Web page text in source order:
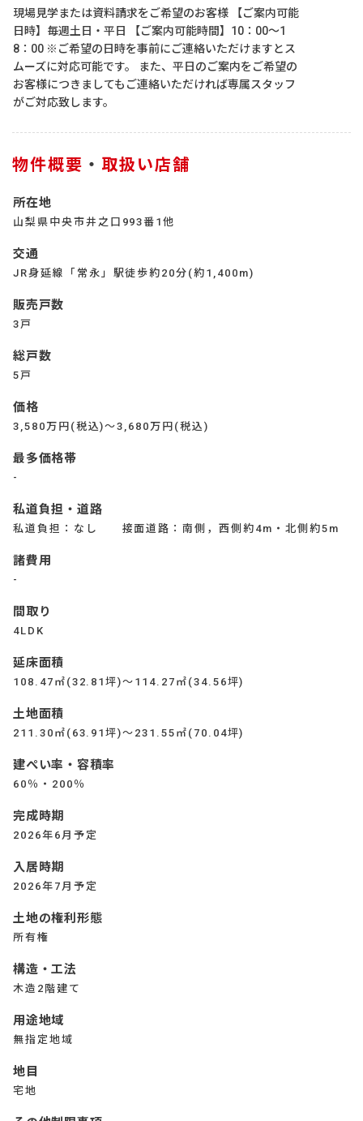
現場見学または資料請求をご希望のお客様 【ご案内可能
日時】毎週土日・平日 【ご案内可能時間】10：00～1
8：00 ※ご希望の日時を事前にご連絡いただけますとス
ムーズに対応可能です。 また、平日のご案内をご希望の
お客様につきましてもご連絡いただければ専属スタッフ
がご対応致します。
物件概要 ・ 取扱い店舗
所在地
山梨県中央市井之口993番1他
交通
JR身延線「常永」駅徒歩約20分(約1,400m)
販売戸数
3戸
総戸数
5戸
価格
3,580万円(税込)～3,680万円(税込)
最多価格帯
-
私道負担・道路
私道負担：なし 接面道路：南側，西側約4m・北側約5m
諸費用
-
間取り
4LDK
延床面積
108.47㎡(32.81坪)～114.27㎡(34.56坪)
土地面積
211.30㎡(63.91坪)～231.55㎡(70.04坪)
建ぺい率・容積率
60％・200％
完成時期
2026年6月予定
入居時期
2026年7月予定
土地の権利形態
所有権
構造・工法
木造2階建て
用途地域
無指定地域
地目
宅地